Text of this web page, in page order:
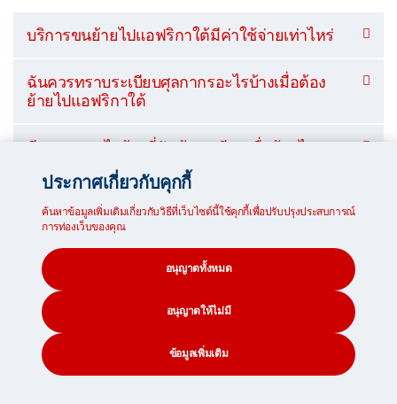
บริการขนย้ายไปแอฟริกาใต้มีค่าใช้จ่ายเท่าไหร่
ฉันควรทราบระเบียบศุลกากรอะไรบ้างเมื่อต้อง
ย้ายไปแอฟริกาใต้
มีเอกสารอะไรบ้างที่ฉันต้องเตรียมเมื่อย้ายไป
คุณมีบริการรับฝากสัมภาระหรือไม่
มีสิ่งของอะไรบ้างบ้างที่ฉันส่งไปแอฟริกาใต้ไม่ได้
การขนส่งพัสดุไปแอฟริกาใต้ใช้เวลานาน
แค่ไหน*
ประกาศเกี่ยวกับคุกกี้
ค้นหาข้อมูลเพิ่มเติมเกี่ยวกับวิธีที่เว็บไซต์นี้ใช้คุกกี้เพื่อปรับปรุงประสบการณ์
การท่องเว็บของคุณ
อนุญาตทั้งหมด
อนุญาตให้ไม่มี
ข้อมูลเพิ่มเติม